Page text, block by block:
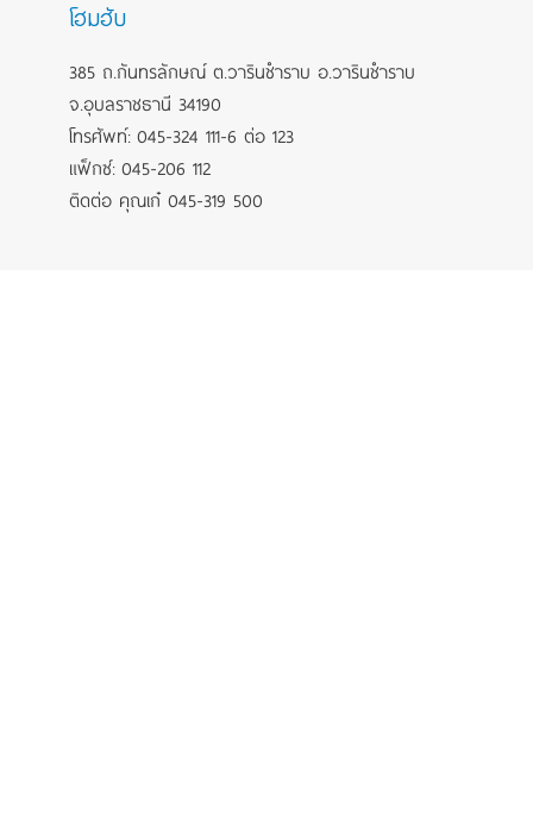
โฮมฮับ
385 ถ.กันทรลักษณ์ ต.วารินชำราบ อ.วารินชำราบ
จ.อุบลราชธานี 34190
โทรศัพท์: 045-324 111-6 ต่อ 123
แฟ็กซ์: 045-206 112
ติดต่อ คุณเก๋ 045-319 500